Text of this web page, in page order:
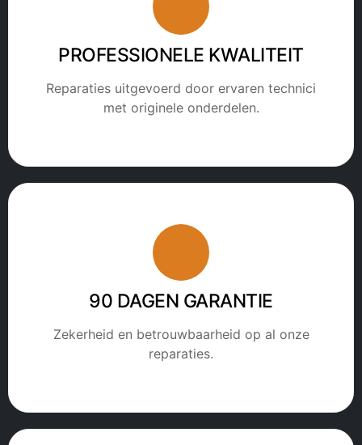
PROFESSIONELE KWALITEIT
Reparaties uitgevoerd door ervaren technici
met originele onderdelen.
90 DAGEN GARANTIE
Zekerheid en betrouwbaarheid op al onze
reparaties.